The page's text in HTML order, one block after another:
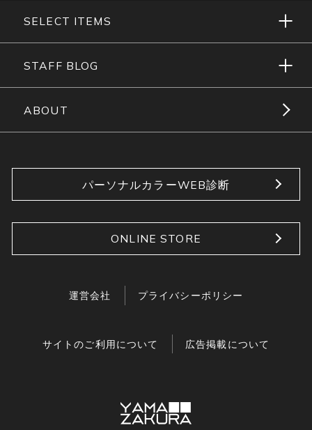
SELECT ITEMS
STAFF BLOG
ABOUT
パーソナルカラーWEB診断
ONLINE STORE
運営会社 プライバシーポリシー
サイトのご利用について 広告掲載について